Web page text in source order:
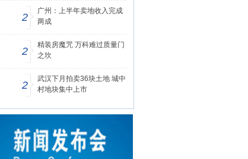
2
广州：上半年卖地收入完成
两成
2
精装房魔咒 万科难过质量门
之坎
2
武汉下月拍卖36块土地 城中
村地块集中上市